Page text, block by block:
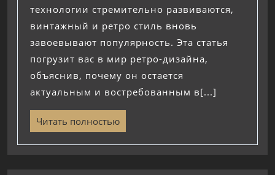
технологии стремительно развиваются,
винтажный и ретро стиль вновь
завоевывают популярность. Эта статья
погрузит вас в мир ретро-дизайна,
объяснив, почему он остается
актуальным и востребованным в[...]
Читать полностью